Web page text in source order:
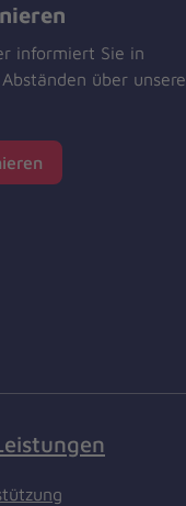
informiert Sie in
über unsere